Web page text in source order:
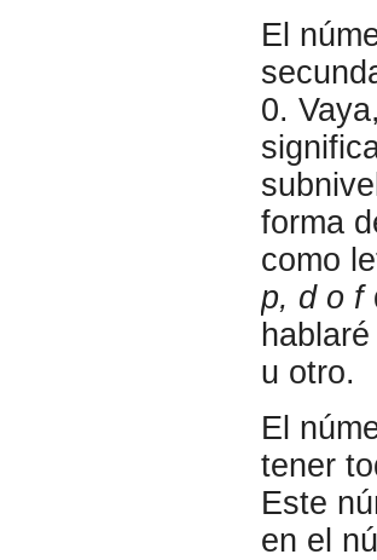
El
0.
forma
como
p, d o f
u otro.
El
tener
Este
en el